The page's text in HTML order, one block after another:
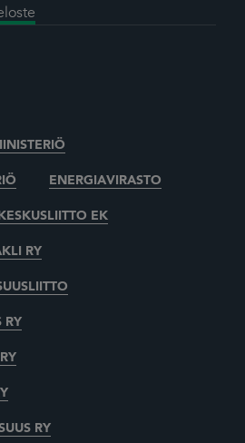
ENERGIAVIRASTO
EK
RY
RY
RY